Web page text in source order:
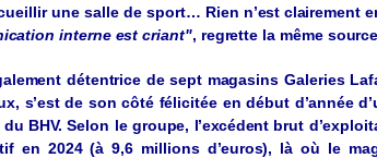
unesallede sport… Rien n’est clairement
tion interne est criant", regrettela même source
alement détentrice desept magasins Galeries
, s’est de soncôté félicitéeen début d’année
du BHV. Selon legroupe, l’excédentbrut d’exploit
en 2024 (à 9,6 millions d’euros), là où le ma